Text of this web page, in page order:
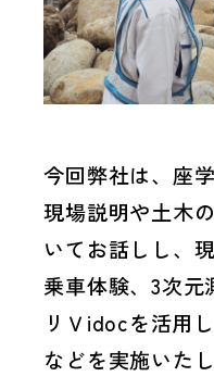
今回弊社は、座
現場説明や土木
いてお話しし、
乗車体験、3次
リＶidocを活用
などを実施いた